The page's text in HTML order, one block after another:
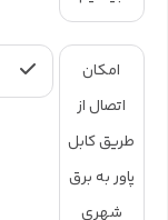
امکان
اتصال از
طریق کابل
پاور به برق
شهری